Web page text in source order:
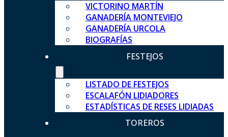
VICTORINO MARTÍN
GANADERÍA MONTEVIEJO
GANADERÍA URCOLA
BIOGRAFÍAS
FESTEJOS
LISTADO DE FESTEJOS
ESCALAFÓN LIDIADORES
ESTADÍSTICAS DE RESES LIDIADAS
TOREROS